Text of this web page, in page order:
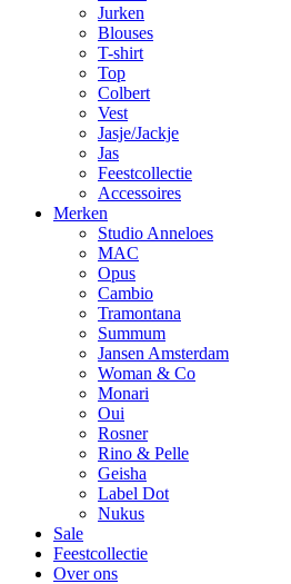
Jurken
Blouses
T-shirt
Top
Colbert
Vest
Jasje/Jackje
Jas
Feestcollectie
Accessoires
Merken
Studio Anneloes
MAC
Opus
Cambio
Tramontana
Summum
Jansen Amsterdam
Woman & Co
Monari
Oui
Rosner
Rino & Pelle
Geisha
Label Dot
Nukus
Sale
Feestcollectie
Over ons